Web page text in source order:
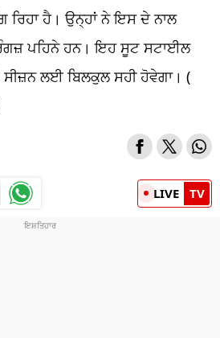
ਹੈ। ਉਨ੍ਹਾਂ ਨੇ ਇਸ ਦੇ ਨਾਲ
ਪਹਿਨੇ ਹਨ। ਇਹ ਸੂਟ ਸਟਾਈਲ
ਲਈ ਬਿਲਕੁਲ ਸਹੀ ਹੋਵੇਗਾ। (
LIVE TV